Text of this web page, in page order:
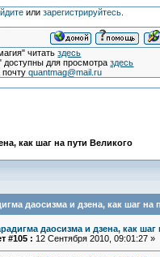
или зарегистрируйтесь.
читатьздесь
доступны для просмотраздесь
почтуquantmag@mail.ru
как шаг на пути Великого
даосизма и дзена, как шаг
даосизма и дзена, как
#105 : 12 Сентября 2010, 09:01:27 »